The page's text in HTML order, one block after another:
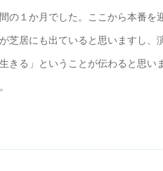
の１か月でした。ここから本番
芝居にも出ていると思いますし、
きる」ということが伝わると思